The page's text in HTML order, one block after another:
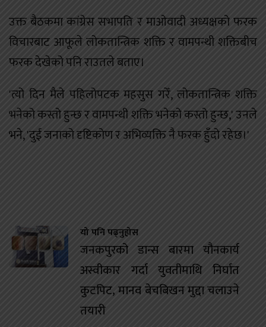
उक्त बैठकमा कांग्रेस सभापति र माओवादी अध्यक्षको फरक
विचारबाट आफूले लोकतान्त्रिक शक्ति र वामपन्थी शक्तिबीच
फरक देखेको पनि राउतले बताए।
'त्यो दिन मैले पहिलोपटक महसुस गरेँ, लोकतान्त्रिक शक्ति
भनेको कस्तो हुन्छ र वामपन्थी शक्ति भनेको कस्तो हुन्छ,' उनले
भने, 'दुई जनाको दृष्टिकोण र अभिव्यक्ति नै फरक हुँदो रहेछ।'
यो पनि पढ्नुहोस
जनकपुरको डान्स बारमा यौनकार्य
अस्वीकार गर्दा युवतीमाथि निर्घात
कुटपिट, मानव बेचबिखन मुद्दा चलाउने
तयारी